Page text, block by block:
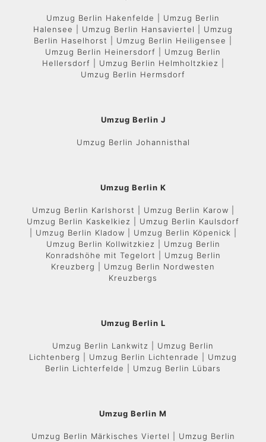
Umzug Berlin Hakenfelde | Umzug Berlin
Halensee | Umzug Berlin Hansaviertel | Umzug
Berlin Haselhorst | Umzug Berlin Heiligensee |
Umzug Berlin Heinersdorf | Umzug Berlin
Hellersdorf | Umzug Berlin Helmholtzkiez |
Umzug Berlin Hermsdorf
Umzug Berlin J
Umzug Berlin Johannisthal
Umzug Berlin K
Umzug Berlin Karlshorst | Umzug Berlin Karow |
Umzug Berlin Kaskelkiez | Umzug Berlin Kaulsdorf
| Umzug Berlin Kladow | Umzug Berlin Köpenick |
Umzug Berlin Kollwitzkiez | Umzug Berlin
Konradshöhe mit Tegelort | Umzug Berlin
Kreuzberg | Umzug Berlin Nordwesten
Kreuzbergs
Umzug Berlin L
Umzug Berlin Lankwitz | Umzug Berlin
Lichtenberg | Umzug Berlin Lichtenrade | Umzug
Berlin Lichterfelde | Umzug Berlin Lübars
Umzug Berlin M
Umzug Berlin Märkisches Viertel | Umzug Berlin